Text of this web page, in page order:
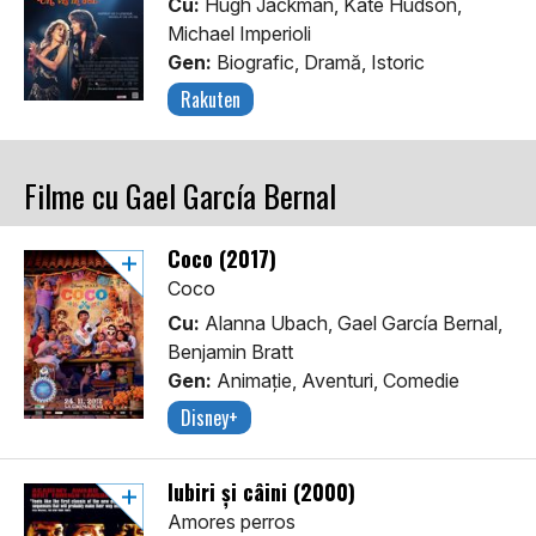
Cu: Hugh Jackman, Kate Hudson,
Michael Imperioli
Gen: Biografic, Dramă, Istoric
Rakuten
Filme cu Gael García Bernal
Coco (2017)
Coco
Cu: Alanna Ubach, Gael García Bernal,
Benjamin Bratt
Gen: Animaţie, Aventuri, Comedie
Disney+
Iubiri și câini (2000)
Amores perros